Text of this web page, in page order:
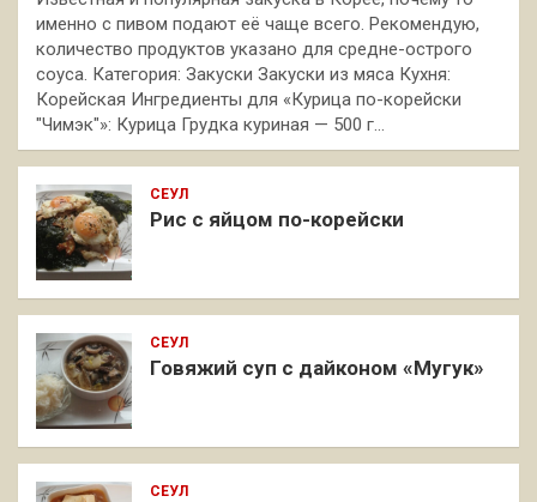
именно с пивом подают её чаще всего. Рекомендую,
количество продуктов указано для средне-острого
соуса. Категория: Закуски Закуски из мяса Кухня:
Корейская Ингредиенты для «Курица по-корейски
"Чимэк"»: Курица Грудка куриная — 500 г…
СЕУЛ
Рис с яйцом по-корейски
СЕУЛ
Говяжий суп с дайконом «Мугук»
СЕУЛ